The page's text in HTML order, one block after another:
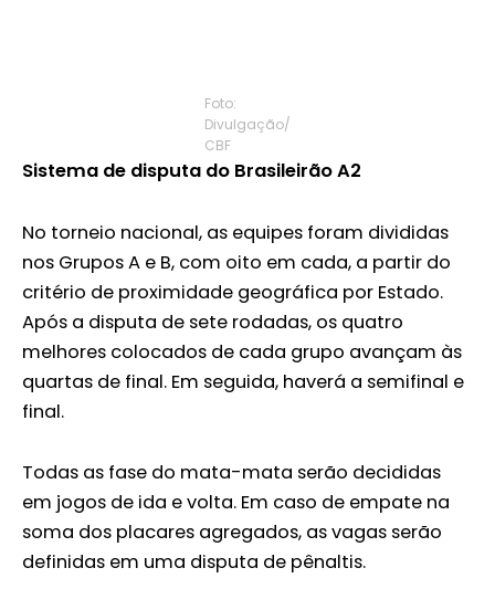
Foto:
Divulgação/
CBF
Sistema de disputa do Brasileirão A2
No torneio nacional, as equipes foram divididas
nos Grupos A e B, com oito em cada, a partir do
critério de proximidade geográfica por Estado.
Após a disputa de sete rodadas, os quatro
melhores colocados de cada grupo avançam às
quartas de final. Em seguida, haverá a semifinal e
final.
Todas as fase do mata-mata serão decididas
em jogos de ida e volta. Em caso de empate na
soma dos placares agregados, as vagas serão
definidas em uma disputa de pênaltis.